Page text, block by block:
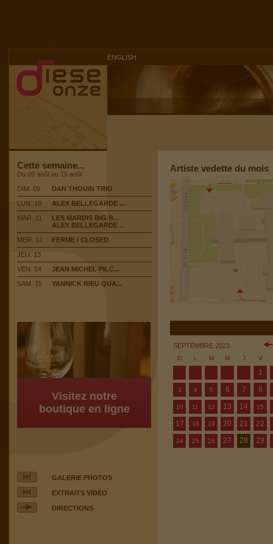
ENGLISH
Cette semaine...
Du 09 août au 15 août
DIM. 09
DAN THOUIN TRIO
LUN. 10
ALEX BELLEGARDE ...
MAR. 11
LES MARDIS BIG B...
ALEX BELLEGARDE ...
MER. 12
FERME / CLOSED
JEU. 13
VEN. 14
JEAN MICHEL PILC...
SAM. 15
YANNICK RIEU QUA...
Visitez notre
boutique en ligne
GALERIE PHOTOS
EXTRAITS VIDÉO
DIRECTIONS
Artiste vedette du mois
SEPTEMBRE 2023
D L M M J V
1
3 4 5 6 7 8
10 11 12 13 14 15
17
18 19 20 21 22
24 25 26 27 28 29